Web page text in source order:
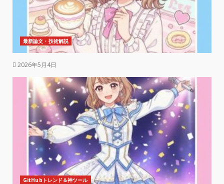
最新論文・技術解説
2026年5月4日
GitHubトレンド＆神ツール